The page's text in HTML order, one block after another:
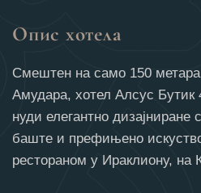
Опис хотела
Смештен на само 150
Амудара, хотел Алсус
нуди елегантно дизајниране
баште и префињено
рестораном у Ираклиону, на